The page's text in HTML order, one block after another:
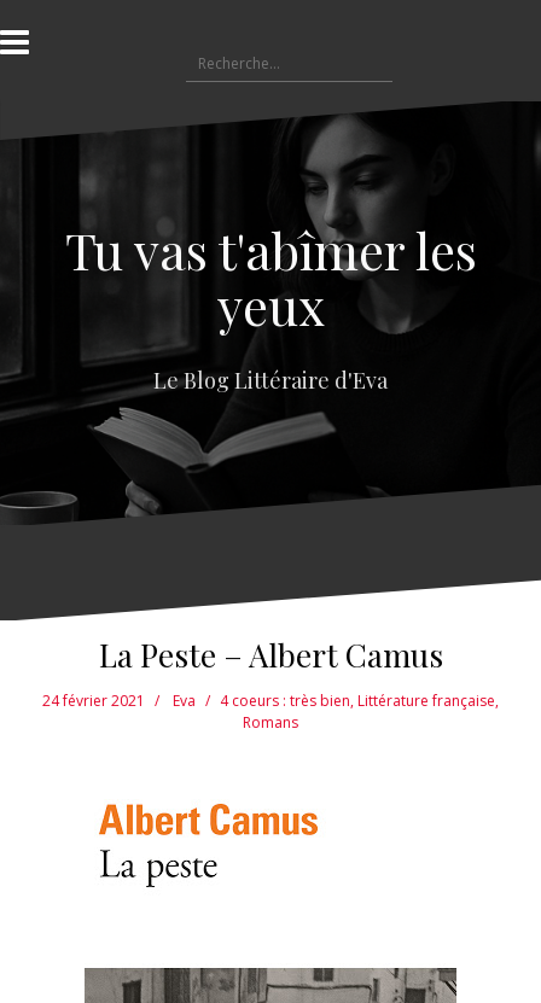
l
a
e
e
Tu vas t'abîmer les
yeux
Le Blog Littéraire d'Eva
La Peste – Albert Camus
24 février 2021 Eva 4 coeurs : très bien,Littérature française,
Romans